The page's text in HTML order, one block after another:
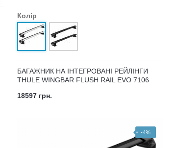
Колір
БАГАЖНИК НА ІНТЕГРОВАНІ РЕЙЛІНГИ
THULE WINGBAR FLUSH RAIL EVO 7106
18597 грн.
-4%